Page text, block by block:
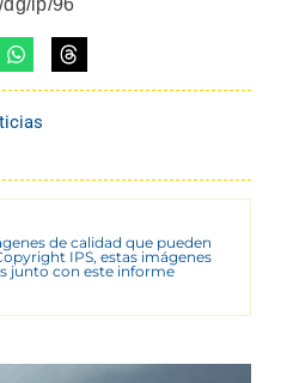
de calidad que pueden
IPS, estas imágenes
junto con este informe